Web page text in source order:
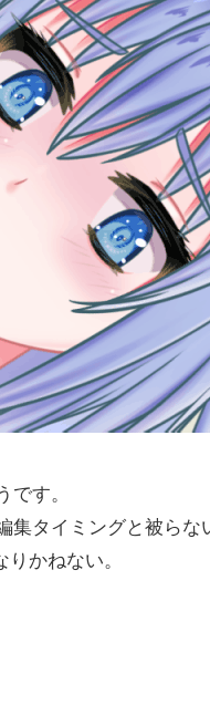
です。
集タイミングと被ら
かねない。